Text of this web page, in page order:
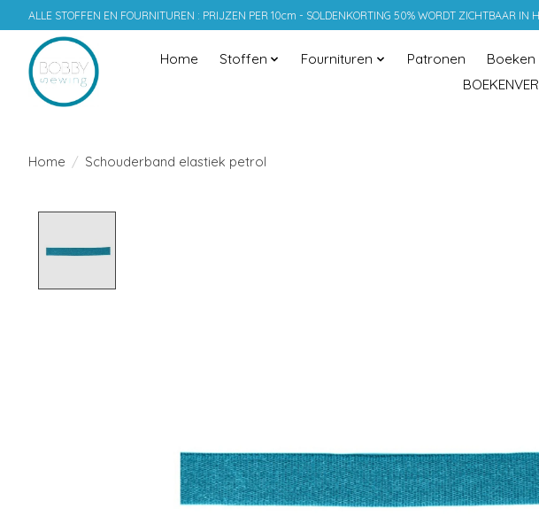
ALLE STOFFEN EN FOURNITUREN : PRIJZEN PER 10cm - SOLDENKORTING 50% WORDT ZICHTBAAR IN
Home Stoffen Fournituren Patronen
Home / Schouderband elastiek petrol